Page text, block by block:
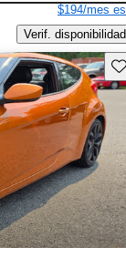
$194/mes
Verif. disponibilidad